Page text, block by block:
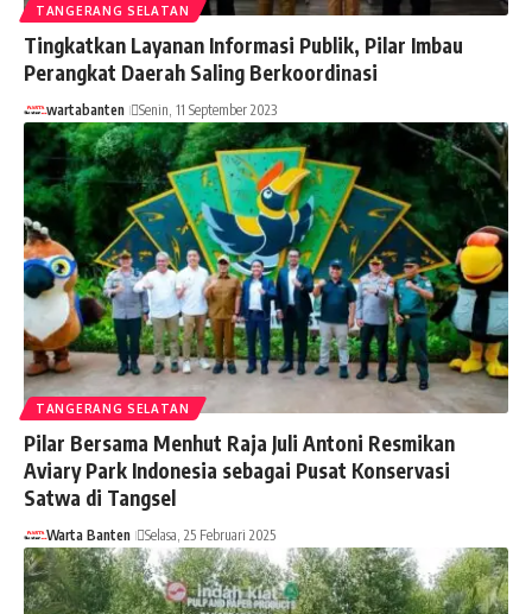
TANGERANG SELATAN
Tingkatkan Layanan Informasi Publik, Pilar Imbau
Perangkat Daerah Saling Berkoordinasi
wartabanten Senin, 11 September 2023
TANGERANG SELATAN
Pilar Bersama Menhut Raja Juli Antoni Resmikan
Aviary Park Indonesia sebagai Pusat Konservasi
Satwa di Tangsel
Warta Banten Selasa, 25 Februari 2025